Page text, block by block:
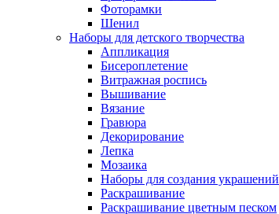
Фоторамки
Шенил
Наборы для детского творчества
Аппликация
Бисероплетение
Витражная роспись
Вышивание
Вязание
Гравюра
Декорирование
Лепка
Мозаика
Наборы для создания украшений
Раскрашивание
Раскрашивание цветным песком